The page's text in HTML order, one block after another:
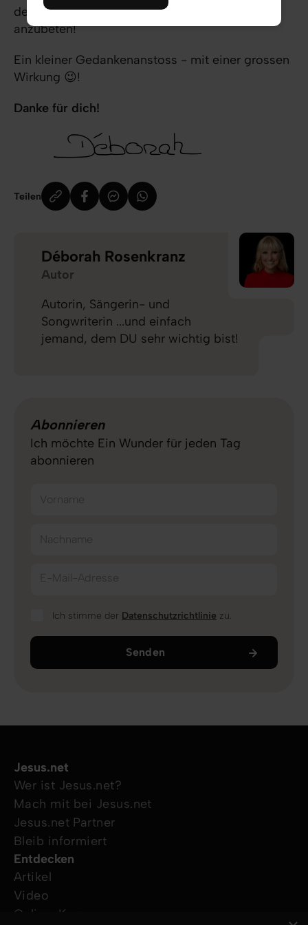
deinen König heute schon - in all deinem Tun -
anzubeten!
Ein kleiner Gedankenanstoss - mit einer grossen
Wirkung 😉!
Danke für dich!
Teilen
Déborah Rosenkranz
Autor
Autorin, Sängerin- und
Songwriterin ...und einfach
jemand, dem DU sehr wichtig bist!
Abonnieren
Ich möchte Ein Wunder für jeden Tag
abonnieren
Vorname
Nachname
E-Mail-Adresse
Ich stimme der Datenschutzrichtlinie zu.
Senden
Jesus.net
Wer ist Jesus.net?
Mach mit bei Jesus.net
Jesus.net Partner
Bleib informiert
Entdecken
Artikel
Video
Online-Kurse